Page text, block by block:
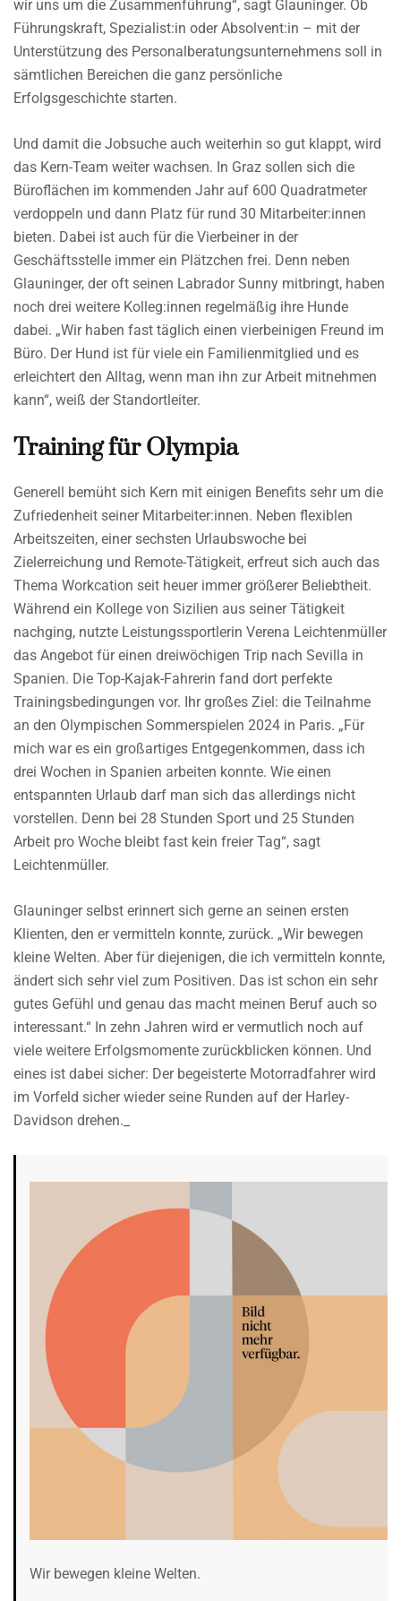
wir uns um die Zusammenführung“, sagt Glauninger. Ob
Führungskraft, Spezialist:in oder Absolvent:in – mit der
Unterstützung des Personalberatungsunternehmens soll in
sämtlichen Bereichen die ganz persönliche
Erfolgsgeschichte starten.
Und damit die Jobsuche auch weiterhin so gut klappt, wird
das Kern-Team weiter wachsen. In Graz sollen sich die
Büroflächen im kommenden Jahr auf 600 Quadratmeter
verdoppeln und dann Platz für rund 30 Mitarbeiter:innen
bieten. Dabei ist auch für die Vierbeiner in der
Geschäftsstelle immer ein Plätzchen frei. Denn neben
Glauninger, der oft seinen Labrador Sunny mitbringt, haben
noch drei weitere Kolleg:innen regelmäßig ihre Hunde
dabei. „Wir haben fast täglich einen vierbeinigen Freund im
Büro. Der Hund ist für viele ein Familienmitglied und es
erleichtert den Alltag, wenn man ihn zur Arbeit mitnehmen
kann“, weiß der Standortleiter.
Training für Olympia
Generell bemüht sich Kern mit einigen Benefits sehr um die
Zufriedenheit seiner Mitarbeiter:innen. Neben flexiblen
Arbeitszeiten, einer sechsten Urlaubswoche bei
Zielerreichung und Remote-Tätigkeit, erfreut sich auch das
Thema Workcation seit heuer immer größerer Beliebtheit.
Während ein Kollege von Sizilien aus seiner Tätigkeit
nachging, nutzte Leistungssportlerin Verena Leichtenmüller
das Angebot für einen dreiwöchigen Trip nach Sevilla in
Spanien. Die Top-Kajak-Fahrerin fand dort perfekte
Trainingsbedingungen vor. Ihr großes Ziel: die Teilnahme
an den Olympischen Sommerspielen 2024 in Paris. „Für
mich war es ein großartiges Entgegenkommen, dass ich
drei Wochen in Spanien arbeiten konnte. Wie einen
entspannten Urlaub darf man sich das allerdings nicht
vorstellen. Denn bei 28 Stunden Sport und 25 Stunden
Arbeit pro Woche bleibt fast kein freier Tag“, sagt
Leichtenmüller.
Glauninger selbst erinnert sich gerne an seinen ersten
Klienten, den er vermitteln konnte, zurück. „Wir bewegen
kleine Welten. Aber für diejenigen, die ich vermitteln konnte,
ändert sich sehr viel zum Positiven. Das ist schon ein sehr
gutes Gefühl und genau das macht meinen Beruf auch so
interessant.“ In zehn Jahren wird er vermutlich noch auf
viele weitere Erfolgsmomente zurückblicken können. Und
eines ist dabei sicher: Der begeisterte Motorradfahrer wird
im Vorfeld sicher wieder seine Runden auf der Harley-
Davidson drehen._
Wir bewegen kleine Welten.